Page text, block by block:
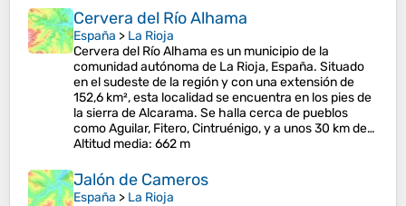
Cervera del Río Alhama
España > La Rioja
Cervera del Río Alhama es un municipio de la
comunidad autónoma de La Rioja, España. Situado
en el sudeste de la región y con una extensión de
152,6 km², esta localidad se encuentra en los pies de
la sierra de Alcarama. Se halla cerca de pueblos
como Aguilar, Fitero, Cintruénigo, y a unos 30 km de…
Altitud media: 662 m
Jalón de Cameros
España > La Rioja